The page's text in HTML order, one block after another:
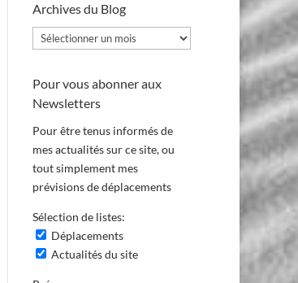
Archives du Blog
Archives
du
Pour vous abonner aux
Newsletters
Pour être tenus informés de
mes actualités sur ce site, ou
tout simplement mes
prévisions de déplacements
Sélection de listes:
Déplacements
Actualités du site